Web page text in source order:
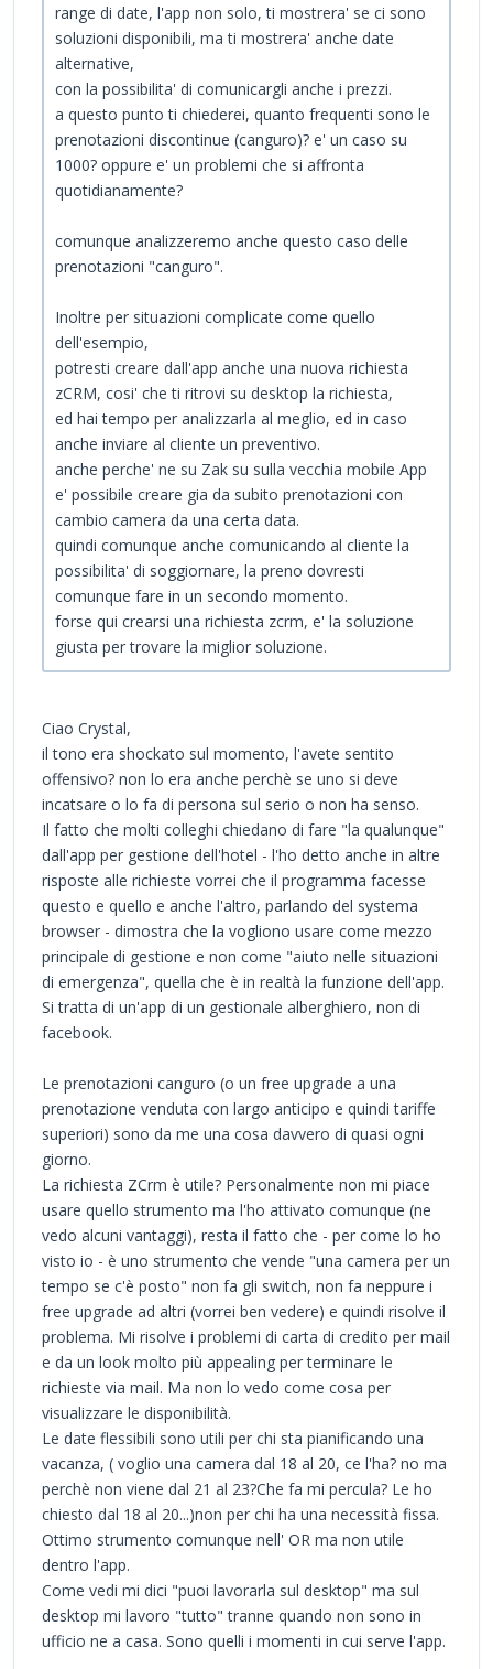
range di date, l'app non solo, ti mostrera' se ci sono
soluzioni disponibili, ma ti mostrera' anche date
alternative,
con la possibilita' di comunicargli anche i prezzi.
a questo punto ti chiederei, quanto frequenti sono le
prenotazioni discontinue (canguro)? e' un caso su
1000? oppure e' un problemi che si affronta
quotidianamente?
comunque analizzeremo anche questo caso delle
prenotazioni "canguro".
Inoltre per situazioni complicate come quello
dell'esempio,
potresti creare dall'app anche una nuova richiesta
zCRM, cosi' che ti ritrovi su desktop la richiesta,
ed hai tempo per analizzarla al meglio, ed in caso
anche inviare al cliente un preventivo.
anche perche' ne su Zak su sulla vecchia mobile App
e' possibile creare gia da subito prenotazioni con
cambio camera da una certa data.
quindi comunque anche comunicando al cliente la
possibilita' di soggiornare, la preno dovresti
comunque fare in un secondo momento.
forse qui crearsi una richiesta zcrm, e' la soluzione
giusta per trovare la miglior soluzione.
Ciao Crystal,
il tono era shockato sul momento, l'avete sentito
offensivo? non lo era anche perchè se uno si deve
incatsare o lo fa di persona sul serio o non ha senso.
Il fatto che molti colleghi chiedano di fare "la qualunque"
dall'app per gestione dell'hotel - l'ho detto anche in altre
risposte alle richieste vorrei che il programma facesse
questo e quello e anche l'altro, parlando del systema
browser - dimostra che la vogliono usare come mezzo
principale di gestione e non come "aiuto nelle situazioni
di emergenza", quella che è in realtà la funzione dell'app.
Si tratta di un'app di un gestionale alberghiero, non di
facebook.
Le prenotazioni canguro (o un free upgrade a una
prenotazione venduta con largo anticipo e quindi tariffe
superiori) sono da me una cosa davvero di quasi ogni
giorno.
La richiesta ZCrm è utile? Personalmente non mi piace
usare quello strumento ma l'ho attivato comunque (ne
vedo alcuni vantaggi), resta il fatto che - per come lo ho
visto io - è uno strumento che vende "una camera per un
tempo se c'è posto" non fa gli switch, non fa neppure i
free upgrade ad altri (vorrei ben vedere) e quindi risolve il
problema. Mi risolve i problemi di carta di credito per mail
e da un look molto più appealing per terminare le
richieste via mail. Ma non lo vedo come cosa per
visualizzare le disponibilità.
Le date flessibili sono utili per chi sta pianificando una
vacanza, ( voglio una camera dal 18 al 20, ce l'ha? no ma
perchè non viene dal 21 al 23?Che fa mi percula? Le ho
chiesto dal 18 al 20...)non per chi ha una necessità fissa.
Ottimo strumento comunque nell' OR ma non utile
dentro l'app.
Come vedi mi dici "puoi lavorarla sul desktop" ma sul
desktop mi lavoro "tutto" tranne quando non sono in
ufficio ne a casa. Sono quelli i momenti in cui serve l'app.